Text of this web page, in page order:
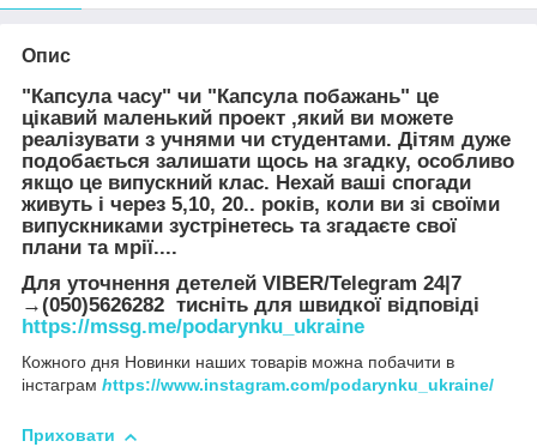
Опис
"Капсула часу" чи "Капсула побажань" це
цікавий маленький проект ,який ви можете
реалізувати з учнями чи студентами. Дітям дуже
подобається залишати щось на згадку, особливо
якщо це випускний клас. Нехай ваші спогади
живуть і через 5,10, 20.. років, коли ви зі своїми
випускниками зустрінетесь та згадаєте свої
плани та мрії....
Для уточнення детелей VIBER/Telegram 24|7
→(050)5626282 тисніть для швидкої відповіді
https://mssg.me/podarynku_ukraine
Кожного дня Новинки наших товарів можна побачити в
інстаграм https://www.instagram.com/podarynku_ukraine/
Приховати